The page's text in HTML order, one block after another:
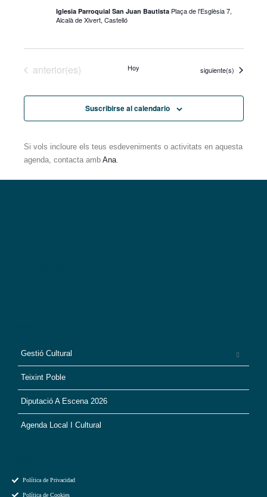
vistas
Eventos
Iglesia Parroquial San Juan Bautista Plaça de l'Esglèsia 7,
Alcalà de Xivert, Castelló
Eventos
anterior(es) Hoy Eventos
siguiente(s)
Suscribirse al calendario
Si vols incloure els teus esdeveniments o activitats en aquesta
agenda, contacta amb Ana.
Gestió Cultural
Teixint Poble
Diputació A Escena 2026
Agenda Local I Cultural